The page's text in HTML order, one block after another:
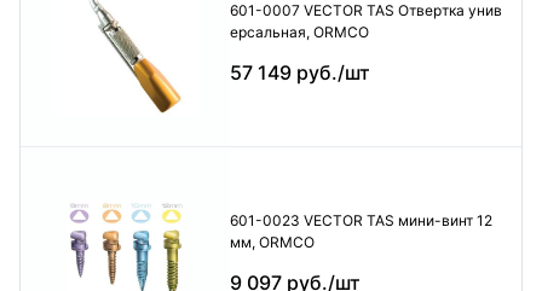
601-0007 VECTOR TAS Отвертка унив
ерсальная, ORMCO
57 149 руб./шт
601-0023 VECTOR TAS мини-винт 12
мм, ORMCO
9 097 руб./шт